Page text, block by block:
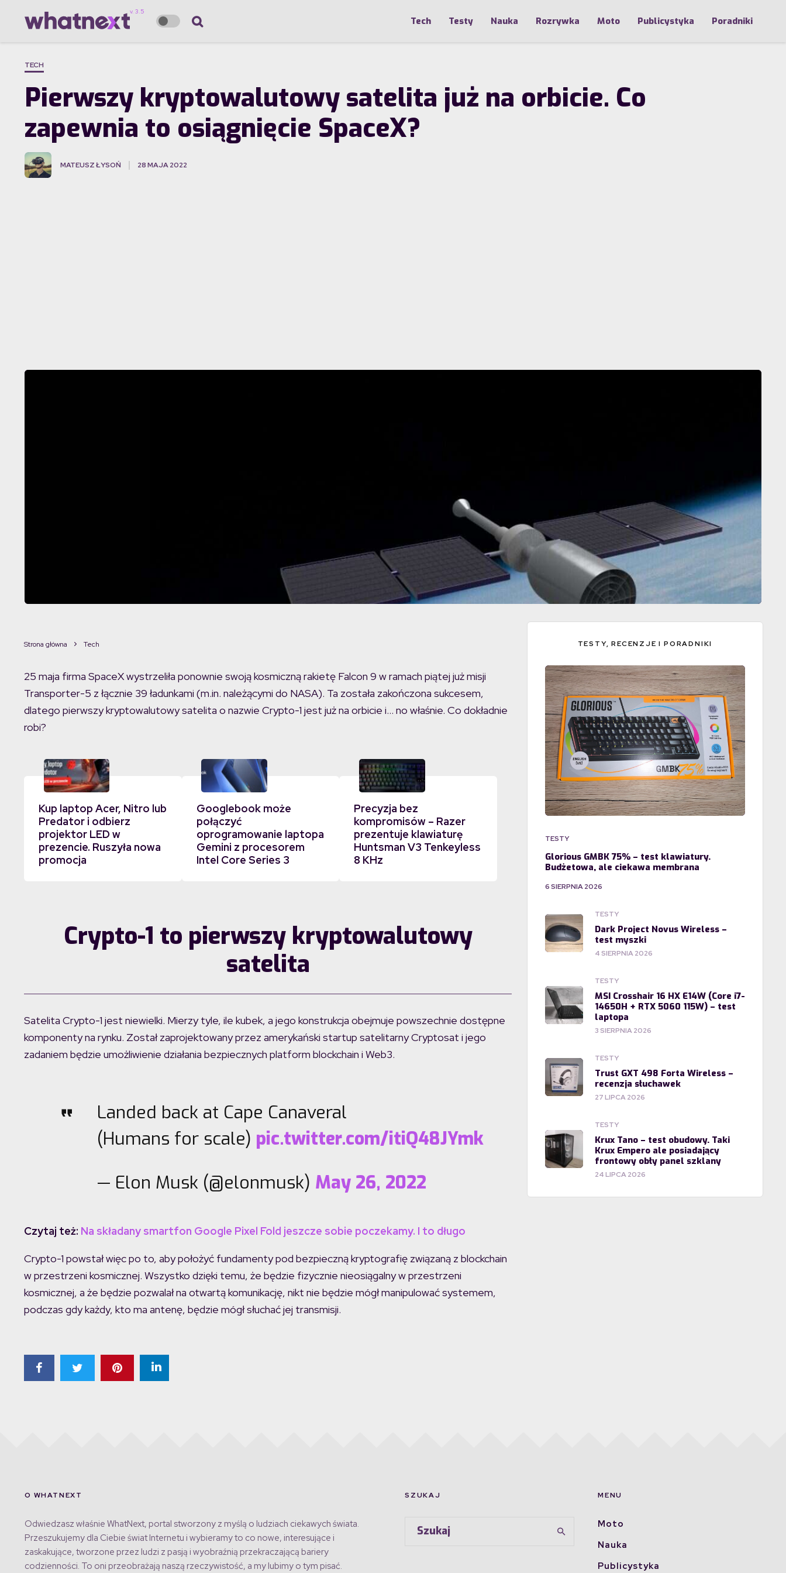
Tech Testy Nauka Rozrywka Moto Publicystyka Poradniki
TECH
Pierwszy kryptowalutowy satelita już na orbicie. Co
zapewnia to osiągnięcie SpaceX?
MATEUSZ ŁYSOŃ 28 MAJA 2022
Strona główna Tech
25 maja firma SpaceX wystrzeliła ponownie swoją kosmiczną rakietę Falcon 9 w ramach piątej już misji
Transporter-5 z łącznie 39 ładunkami (m.in. należącymi do NASA). Ta została zakończona sukcesem,
dlatego pierwszy kryptowalutowy satelita o nazwie Crypto-1 jest już na orbicie i… no właśnie. Co dokładnie
robi?
Kup laptop Acer, Nitro lub
Predator i odbierz
projektor LED w
prezencie. Ruszyła nowa
promocja
Googlebook może
połączyć
oprogramowanie laptopa
Gemini z procesorem
Intel Core Series 3
Precyzja bez
kompromisów – Razer
prezentuje klawiaturę
Huntsman V3 Tenkeyless
8 KHz
Crypto-1 to pierwszy kryptowalutowy
satelita
Satelita Crypto-1 jest niewielki. Mierzy tyle, ile kubek, a jego konstrukcja obejmuje powszechnie dostępne
komponenty na rynku. Został zaprojektowany przez amerykański startup satelitarny Cryptosat i jego
zadaniem będzie umożliwienie działania bezpiecznych platform blockchain i Web3.
Landed back at Cape Canaveral
(Humans for scale) pic.twitter.com/itiQ48JYmk
— Elon Musk (@elonmusk) May 26, 2022
Czytaj też: Na składany smartfon Google Pixel Fold jeszcze sobie poczekamy. I to długo
Crypto-1 powstał więc po to, aby położyć fundamenty pod bezpieczną kryptografię związaną z blockchain
w przestrzeni kosmicznej. Wszystko dzięki temu, że będzie fizycznie nieosiągalny w przestrzeni
kosmicznej, a że będzie pozwalał na otwartą komunikację, nikt nie będzie mógł manipulować systemem,
podczas gdy każdy, kto ma antenę, będzie mógł słuchać jej transmisji.
TESTY, RECENZJE I PORADNIKI
TESTY
Glorious GMBK 75% – test klawiatury.
Budżetowa, ale ciekawa membrana
6 SIERPNIA 2026
TESTY
Dark Project Novus Wireless –
test myszki
4 SIERPNIA 2026
TESTY
MSI Crosshair 16 HX E14W (Core i7-
14650H + RTX 5060 115W) – test
laptopa
3 SIERPNIA 2026
TESTY
Trust GXT 498 Forta Wireless –
recenzja słuchawek
27 LIPCA 2026
TESTY
Krux Tano – test obudowy. Taki
Krux Empero ale posiadający
frontowy obły panel szklany
24 LIPCA 2026
O WHATNEXT
Odwiedzasz właśnie WhatNext, portal stworzony z myślą o ludziach ciekawych świata.
Przeszukujemy dla Ciebie świat Internetu i wybieramy to co nowe, interesujące i
zaskakujące, tworzone przez ludzi z pasją i wyobraźnią przekraczającą bariery
codzienności. To oni przeobrażają naszą rzeczywistość, a my lubimy o tym pisać.
SZUKAJ MENU
Moto
Nauka
Publicystyka